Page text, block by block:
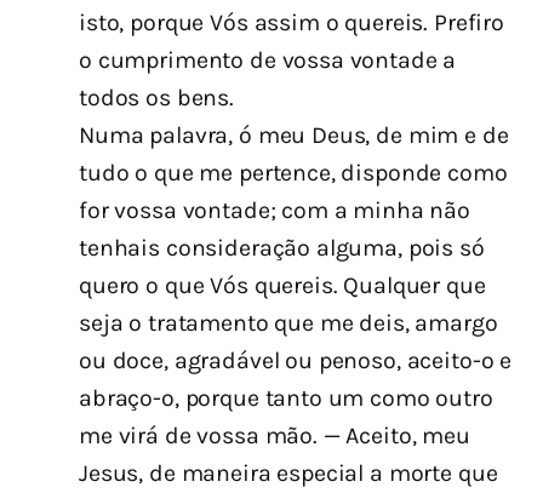
isto, porque Vós assim o quereis. Prefiro
o cumprimento de vossa vontade a
todos os bens.
Numa palavra, ó meu Deus, de mim e de
tudo o que me pertence, disponde como
for vossa vontade; com a minha não
tenhais consideração alguma, pois só
quero o que Vós quereis. Qualquer que
seja o tratamento que me deis, amargo
ou doce, agradável ou penoso, aceito-o e
abraço-o, porque tanto um como outro
me virá de vossa mão. — Aceito, meu
Jesus, de maneira especial a morte que